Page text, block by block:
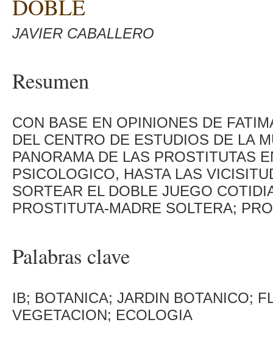
DOBLE
JAVIER CABALLERO
Resumen
CON BASE EN OPINIONES DE
DEL CENTRO DE ESTUDIOS DE LA
PANORAMA DE LAS PROSTITUTAS
PSICOLOGICO, HASTA LAS
SORTEAR EL DOBLE JUEGO
PROSTITUTA-MADRE SOLTERA;
Palabras clave
IB; BOTANICA; JARDIN BOTANICO;
VEGETACION; ECOLOGIA